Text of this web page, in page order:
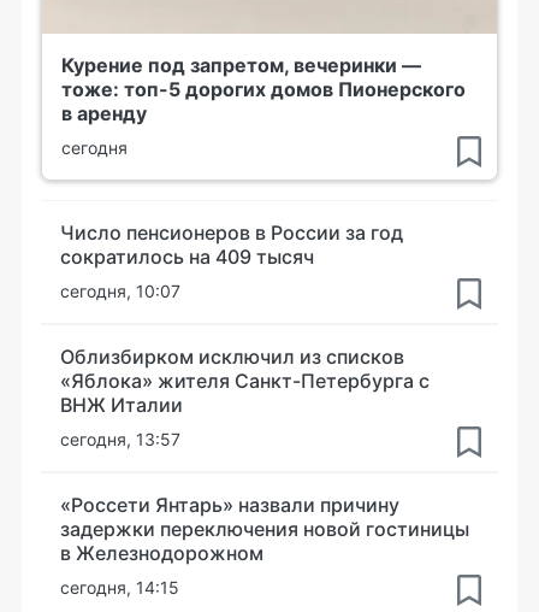
Курение под запретом, вечеринки —
тоже: топ-5 дорогих домов Пионерского
в аренду
сегодня
Число пенсионеров в России за год
сократилось на 409 тысяч
сегодня, 10:07
Облизбирком исключил из списков
«Яблока» жителя Санкт-Петербурга с
ВНЖ Италии
сегодня, 13:57
«Россети Янтарь» назвали причину
задержки переключения новой гостиницы
в Железнодорожном
сегодня, 14:15